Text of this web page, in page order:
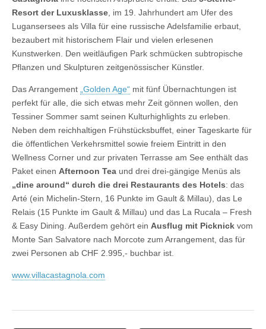
Resort der Luxusklasse , im 19. Jahrhundert am Ufer des
Lugansersees als Villa für eine russische Adelsfamilie erbaut,
bezaubert mit historischem Flair und vielen erlesenen
Kunstwerken. Den weitläufigen Park schmücken subtropische
Pflanzen und Skulpturen zeitgenössischer Künstler.
Das Arrangement „Golden Age“ mit fünf Übernachtungen ist
perfekt für alle, die sich etwas mehr Zeit gönnen wollen, den
Tessiner Sommer samt seinen Kulturhighlights zu erleben.
Neben dem reichhaltigen Frühstücksbuffet, einer Tageskarte für
die öffentlichen Verkehrsmittel sowie freiem Eintritt in den
Wellness Corner und zur privaten Terrasse am See enthält das
Paket einen Afternoon Tea und drei drei-gängige Menüs als
„dine around“ durch die drei Restaurants des Hotels: das
Arté (ein Michelin-Stern, 16 Punkte im Gault & Millau), das Le
Relais (15 Punkte im Gault & Millau) und das La Rucala – Fresh
& Easy Dining. Außerdem gehört ein Ausflug mit Picknick vom
Monte San Salvatore nach Morcote zum Arrangement, das für
zwei Personen ab CHF 2.995,- buchbar ist.
www.villacastagnola.com